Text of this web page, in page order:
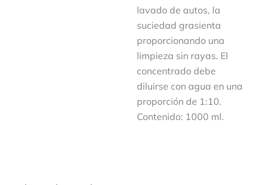
lavado de autos, la
suciedad grasienta
proporcionando una
limpieza sin rayas. El
concentrado debe
diluirse con agua en una
proporción de 1:10.
Contenido: 1000 ml.